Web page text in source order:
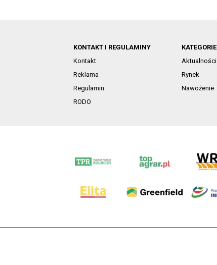
KONTAKT I REGULAMINY
Kontakt
Reklama
Regulamin
RODO
KATEGORIE
Aktualności
Rynek
Nawożenie